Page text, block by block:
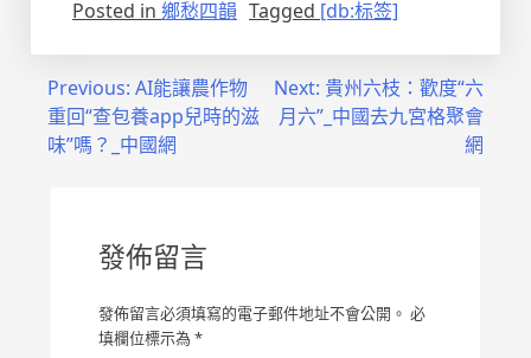
Posted in 鄉愁四韻 Tagged [db:标签]
Previous: AI能讓農作物
重回“查包養app兒時的滋
味”嗎？_中國網
Next: 貴州六枝：歡度“六
月六”_中國去九宮格聚會
網
發佈留言
發佈留言必須填寫的電子郵件地址不會公開。 必
填欄位標示為 *